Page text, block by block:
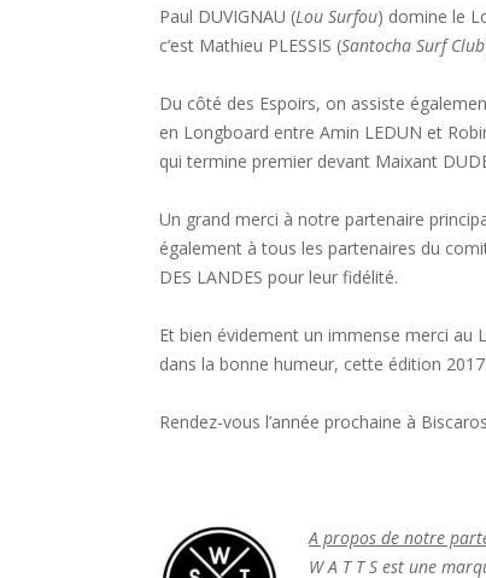
Paul DUVIGNAU (Lou Surfou) domine le
c’est Mathieu PLESSIS (Santocha Surf Club
Du côté des Espoirs, on assiste
en Longboard entre Amin LEDUN et
qui termine premier devant Maixant
Un grand merci à notre partenaire
également à tous les partenaires du
DES LANDES pour leur fidélité.
Et bien évidement un immense merci au
dans la bonne humeur, cette édition 2017.
Rendez-vous l’année prochaine à
A propos de notre
W A T T S est une